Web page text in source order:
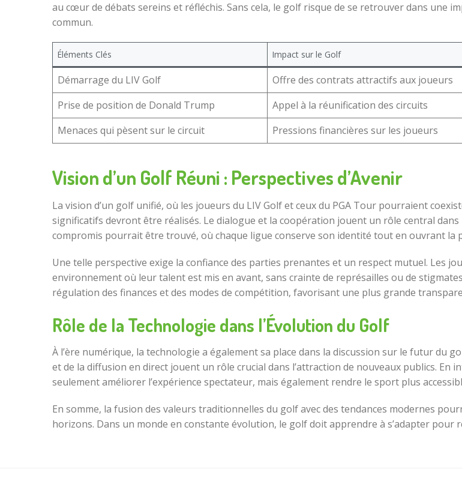
au cœur de débats sereins et réfléchis. Sans cela, le golf risque de se retrouver dans une
commun.
Éléments Clés Impact sur le Golf
Démarrage du LIV Golf Offre des contrats attractifs aux joueurs
Prise de position de Donald Trump
Appel à la réunification des circuits
Menaces qui pèsent sur le circuit
Pressions financières sur les joueurs
Vision d’un Golf Réuni : Perspectives d’Avenir
La vision d’un golf unifié, où les joueurs du LIV Golf et ceux du PGA Tour pourraient
significatifs devront être réalisés. Le dialogue et la coopération jouent un rôle central
compromis pourrait être trouvé, où chaque ligue conserve son identité tout en ouvrant la
Une telle perspective exige la confiance des parties prenantes et un respect mutuel. Les
environnement où leur talent est mis en avant, sans crainte de représailles ou de
régulation des finances et des modes de compétition, favorisant une plus grande
Rôle de la Technologie dans l’Évolution du Golf
À l’ère numérique, la technologie a également sa place dans la discussion sur le futur du
et de la diffusion en direct jouent un rôle crucial dans l’attraction de nouveaux publics.
seulement améliorer l’expérience spectateur, mais également rendre le sport plus
En somme, la fusion des valeurs traditionnelles du golf avec des tendances modernes
horizons. Dans un monde en constante évolution, le golf doit apprendre à s’adapter